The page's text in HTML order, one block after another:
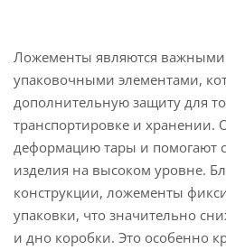
Ложементы являются
упаковочными элементами,
дополнительную защиту для
транспортировке и хранении.
деформацию тары и помогают
изделия на высоком уровне.
конструкции, ложементы
упаковки, что значительно
и дно коробки. Это особенно